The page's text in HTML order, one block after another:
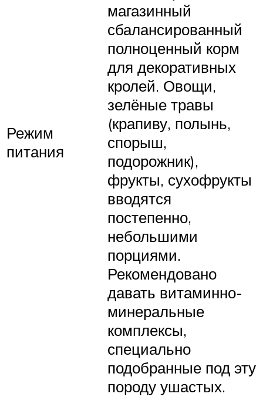
Режим
питания
магазинный
сбалансированный
полноценный корм
для декоративных
кролей. Овощи,
зелёные травы
(крапиву, полынь,
спорыш,
подорожник),
фрукты, сухофрукты
вводятся
постепенно,
небольшими
порциями.
Рекомендовано
давать витаминно-
минеральные
комплексы,
специально
подобранные под эту
породу ушастых.